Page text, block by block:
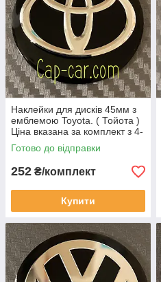
Наклейки для дисків 45мм з
емблемою Toyota. ( Тойота )
Ціна вказана за комплект з 4-
х штук
Готово до відправки
252 ₴/комплект
Купити